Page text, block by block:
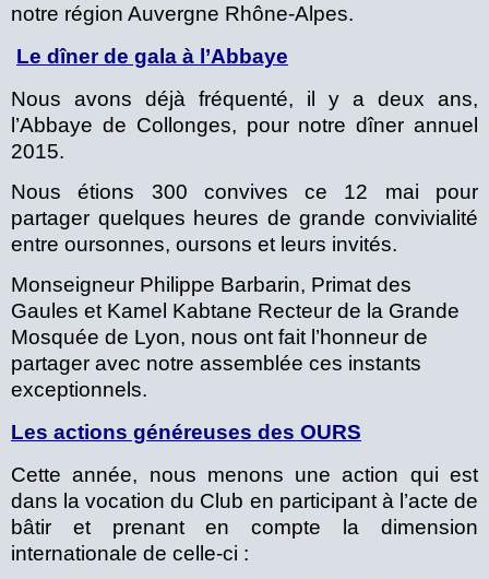
notre région Auvergne Rhône-Alpes.
Le dîner de gala à l’Abbaye
Nous avons déjà fréquenté, il y a deux ans,
l’Abbaye de Collonges, pour notre dîner annuel
2015.
Nous étions 300 convives ce 12 mai pour
partager quelques heures de grande convivialité
entre oursonnes, oursons et leurs invités.
Monseigneur Philippe Barbarin, Primat des
Gaules et Kamel Kabtane Recteur de la Grande
Mosquée de Lyon, nous ont fait l’honneur de
partager avec notre assemblée ces instants
exceptionnels.
Les actions généreuses des OURS
Cette année, nous menons une action qui est
dans la vocation du Club en participant à l’acte de
bâtir et prenant en compte la dimension
internationale de celle-ci :